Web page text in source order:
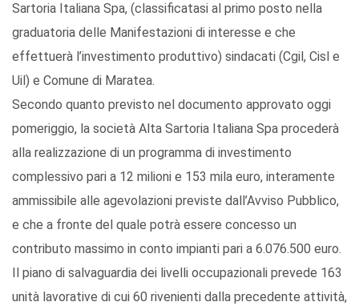
Sartoria Italiana Spa, (classificatasi al primo posto nella
graduatoria delle Manifestazioni di interesse e che
effettuerà l’investimento produttivo) sindacati (Cgil, Cisl e
Uil) e Comune di Maratea.
Secondo quanto previsto nel documento approvato oggi
pomeriggio, la società Alta Sartoria Italiana Spa procederà
alla realizzazione di un programma di investimento
complessivo pari a 12 milioni e 153 mila euro, interamente
ammissibile alle agevolazioni previste dall’Avviso Pubblico,
e che a fronte del quale potrà essere concesso un
contributo massimo in conto impianti pari a 6.076.500 euro.
Il piano di salvaguardia dei livelli occupazionali prevede 163
unità lavorative di cui 60 rivenienti dalla precedente attività,